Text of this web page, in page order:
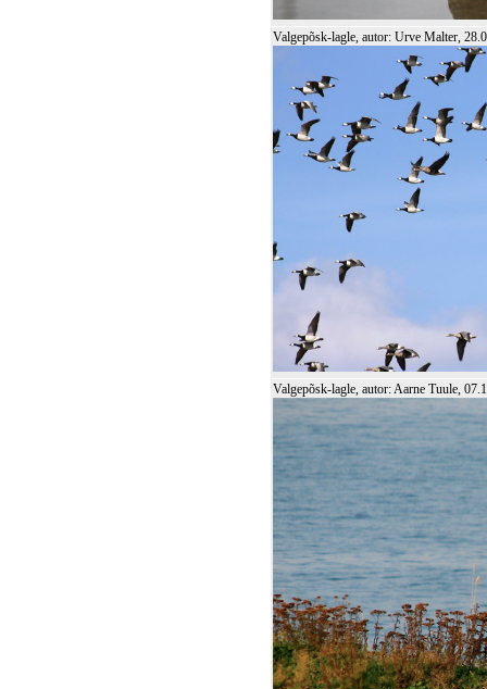
Valgepõsk-lagle, autor: Urve Malter,
Valgepõsk-lagle, autor: Aarne Tuule,